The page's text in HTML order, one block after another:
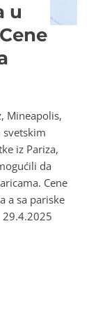
u
Mineapolis,
svetskim
iz Pariza,
da
Cene
a sa pariske
29.4.2025